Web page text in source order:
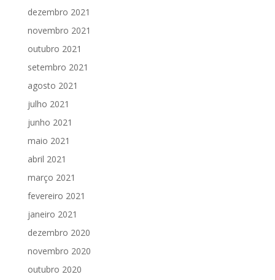
dezembro 2021
novembro 2021
outubro 2021
setembro 2021
agosto 2021
julho 2021
junho 2021
maio 2021
abril 2021
março 2021
fevereiro 2021
janeiro 2021
dezembro 2020
novembro 2020
outubro 2020